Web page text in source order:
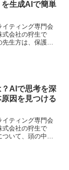
生成AIで簡単
イティング専門会
式会社の狩生で
生方は、保護者
AIで思考を深
因を見つける
イティング専門会
式会社の狩生で
いて、頭の中で